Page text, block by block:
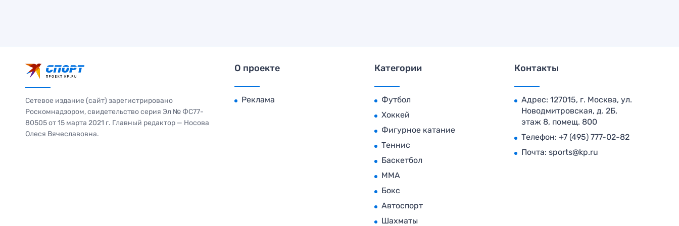
Сетевое издание (сайт) зарегистрировано
Роскомнадзором, свидетельство серия Эл № ФС77-
80505 от 15 марта 2021 г. Главный редактор — Носова
Олеся Вячеславовна.
О проекте
Реклама
Категории
Футбол
Хоккей
Фигурное катание
Теннис
Баскетбол
MMA
Бокс
Автоспорт
Шахматы
Контакты
Адрес: 127015, г. Москва, ул.
Новодмитровская, д. 2Б,
этаж 8, помещ. 800
Телефон: +7 (495) 777-02-82
Почта: sports@kp.ru